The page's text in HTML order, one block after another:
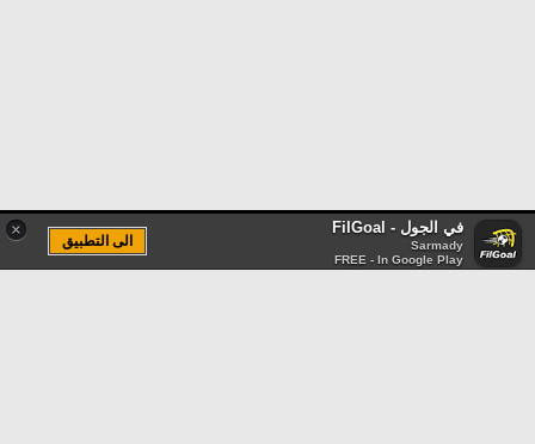
× في الجول - FilGoal
Sarmady
FREE - In Google Play
الى التطبيق